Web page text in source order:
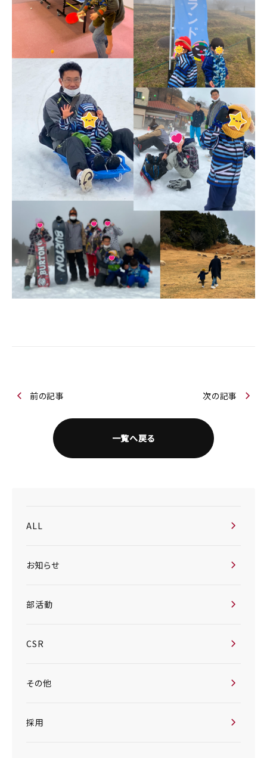
前の記事
一覧へ戻る
次の記事
ALL
お知らせ
部活動
CSR
その他
採用